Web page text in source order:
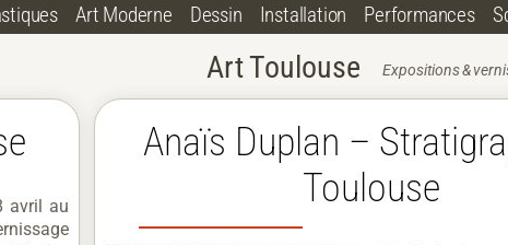
Art Moderne Dessin Installation Performances
Art Toulouse Expositions &
avril au
Anaïs Duplan –
Toulouse